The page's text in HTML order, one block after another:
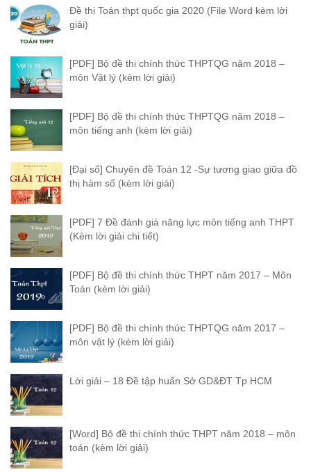
Đề thi Toán thpt quốc gia 2020 (File Word kèm lời
giải)
[PDF] Bộ đề thi chính thức THPTQG năm 2018 –
môn Vật lý (kèm lời giải)
[PDF] Bộ đề thi chính thức THPTQG năm 2018 –
môn tiếng anh (kèm lời giải)
[Đại số] Chuyên đề Toán 12 -Sự tương giao giữa đồ
thị hàm số (kèm lời giải)
[PDF] 7 Đề đánh giá năng lực môn tiếng anh THPT
(Kèm lời giải chi tiết)
[PDF] Bộ đề thi chính thức THPT năm 2017 – Môn
Toán (kèm lời giải)
[PDF] Bộ đề thi chính thức THPTQG năm 2017 –
môn vật lý (kèm lời giải)
Lời giải – 18 Đề tập huấn Sở GD&ĐT Tp HCM
[Word] Bộ đề thi chính thức THPT năm 2018 – môn
toán (kèm lời giải)